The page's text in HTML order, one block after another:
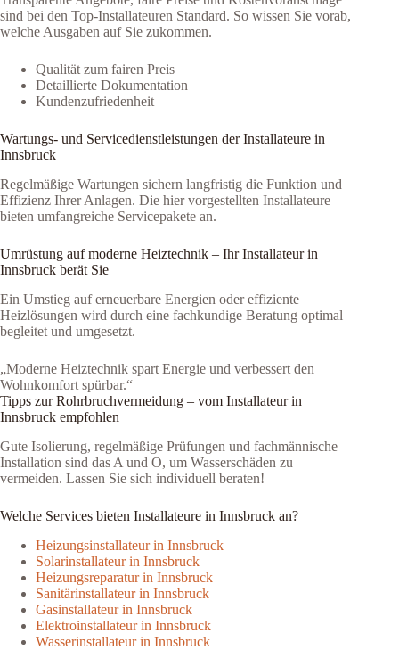
sind bei den Top-Installateuren Standard. So wissen Sie vorab,
welche Ausgaben auf Sie zukommen.
Qualität zum fairen Preis
Detaillierte Dokumentation
Kundenzufriedenheit
Wartungs- und Servicedienstleistungen der Installateure in
Innsbruck
Regelmäßige Wartungen sichern langfristig die Funktion und
Effizienz Ihrer Anlagen. Die hier vorgestellten Installateure
bieten umfangreiche Servicepakete an.
Umrüstung auf moderne Heiztechnik – Ihr Installateur in
Innsbruck berät Sie
Ein Umstieg auf erneuerbare Energien oder effiziente
Heizlösungen wird durch eine fachkundige Beratung optimal
begleitet und umgesetzt.
„Moderne Heiztechnik spart Energie und verbessert den
Wohnkomfort spürbar.“
Tipps zur Rohrbruchvermeidung – vom Installateur in
Innsbruck empfohlen
Gute Isolierung, regelmäßige Prüfungen und fachmännische
Installation sind das A und O, um Wasserschäden zu
vermeiden. Lassen Sie sich individuell beraten!
Welche Services bieten Installateure in Innsbruck an?
Heizungsinstallateur in Innsbruck
Solarinstallateur in Innsbruck
Heizungsreparatur in Innsbruck
Sanitärinstallateur in Innsbruck
Gasinstallateur in Innsbruck
Elektroinstallateur in Innsbruck
Wasserinstallateur in Innsbruck